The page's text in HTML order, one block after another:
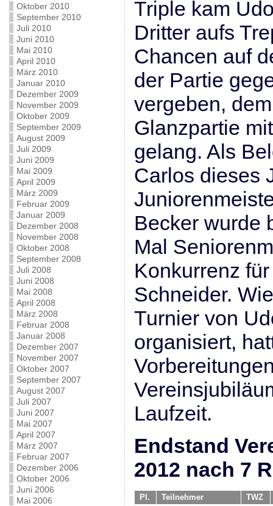
Oktober 2010
September 2010
Juli 2010
Juni 2010
Mai 2010
April 2010
März 2010
Januar 2010
Dezember 2009
November 2009
Oktober 2009
September 2009
August 2009
Juli 2009
Juni 2009
Mai 2009
April 2009
März 2009
Februar 2009
Januar 2009
Dezember 2008
November 2008
Oktober 2008
September 2008
Juli 2008
Juni 2008
Mai 2008
April 2008
März 2008
Februar 2008
Januar 2008
Dezember 2007
November 2007
Oktober 2007
September 2007
August 2007
Juli 2007
Juni 2007
Mai 2007
April 2007
März 2007
Februar 2007
Dezember 2006
Oktober 2006
Juni 2006
Mai 2006
Triple kam
Dritter aufs
Chancen auf
der Partie
vergeben,
Glanzpartie
gelang. Als
Carlos dieses
Becker wurde
Mal
Konkurrenz
Schneider.
Turnier von
organisiert,
Laufzeit.
Endstand
2012 nach 7
Pl. Teilnehmer TWZ